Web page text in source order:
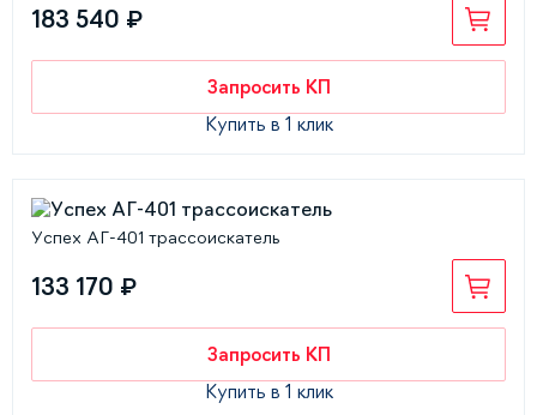
183 540 ₽
Запросить КП
Купить в 1 клик
Успех АГ-401 трассоискатель
133 170 ₽
Запросить КП
Купить в 1 клик